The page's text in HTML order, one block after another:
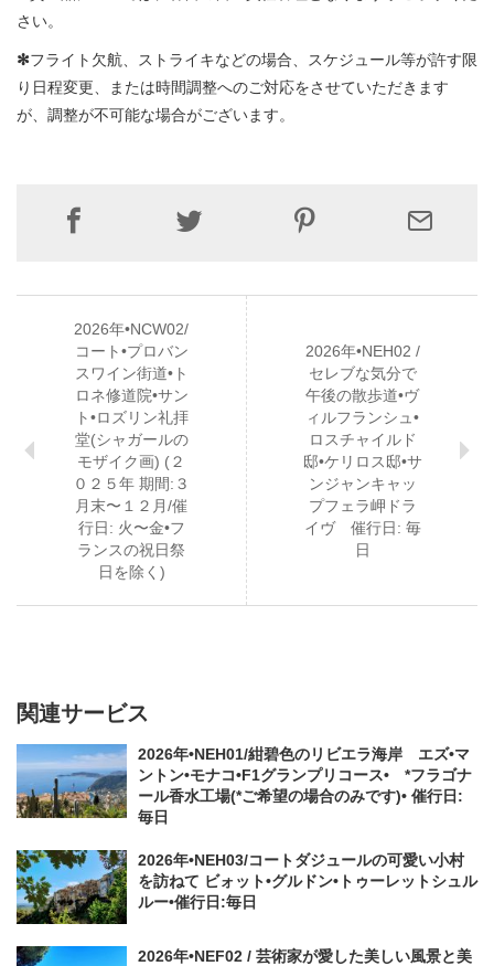
さい。
✻フライト欠航、ストライキなどの場合、スケジュール等が許す限
り日程変更、または時間調整へのご対応をさせていただきます
が、調整が不可能な場合がございます。
2026年•NCW02/
コート•プロバン
スワイン街道•ト
ロネ修道院•サン
ト•ロズリン礼拝
堂(シャガールの
モザイク画) (２
０２５年 期間:３
月末〜１２月/催
行日: 火〜金•フ
ランスの祝日祭
日を除く)
2026年•NEH02 /
セレブな気分で
午後の散歩道•ヴ
ィルフランシュ•
ロスチャイルド
邸•ケリロス邸•サ
ンジャンキャッ
プフェラ岬ドラ
イヴ 催行日: 毎
日
関連サービス
2026年•NEH01/紺碧色のリビエラ海岸 エズ•マ
ントン•モナコ•F1グランプリコース• *フラゴナ
ール香水工場(*ご希望の場合のみです)• 催行日:
毎日
2026年•NEH03/コートダジュールの可愛い小村
を訪ねて ビォット•グルドン•トゥーレットシュル
ルー•催行日:毎日
2026年•NEF02 / 芸術家が愛した美しい風景と美